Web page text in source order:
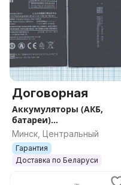
Договорная
Аккумуляторы (АКБ,
батареи)
Xiaomi/Redmi/POCO/Huaw
ei/Honor/Samsung/Galaxy/
Iphone
Минск, Центральный
Гарантия
Доставка по Беларуси